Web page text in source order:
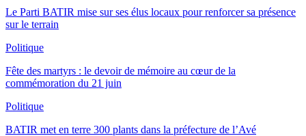
Le Parti BATIR mise sur ses élus locaux pour renforcer sa présence
sur le terrain
Politique
Fête des martyrs : le devoir de mémoire au cœur de la
commémoration du 21 juin
Politique
BATIR met en terre 300 plants dans la préfecture de l’Avé